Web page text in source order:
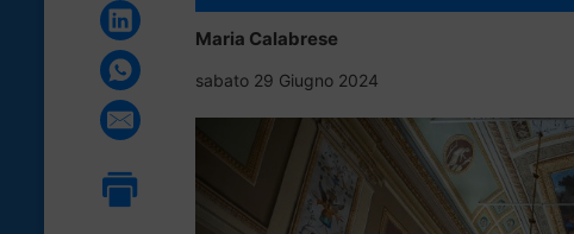
Maria Calabrese
sabato 29 Giugno 2024